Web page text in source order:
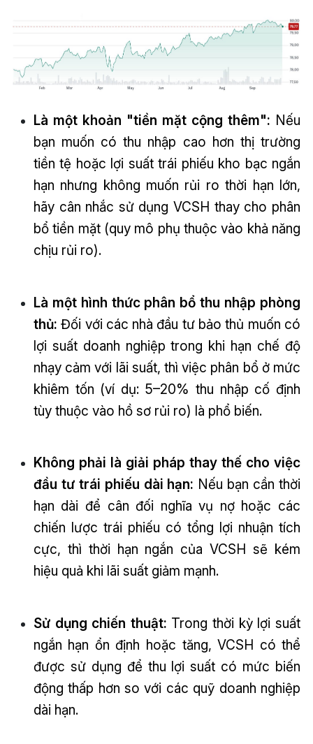
Là một khoản "tiền mặt cộng thêm": Nếu
bạn muốn có thu nhập cao hơn thị trường
tiền tệ hoặc lợi suất trái phiếu kho bạc ngắn
hạn nhưng không muốn rủi ro thời hạn lớn,
hãy cân nhắc sử dụng VCSH thay cho phân
bổ tiền mặt (quy mô phụ thuộc vào khả năng
chịu rủi ro).
Là một hình thức phân bổ thu nhập phòng
thủ: Đối với các nhà đầu tư bảo thủ muốn có
lợi suất doanh nghiệp trong khi hạn chế độ
nhạy cảm với lãi suất, thì việc phân bổ ở mức
khiêm tốn (ví dụ: 5–20% thu nhập cố định
tùy thuộc vào hồ sơ rủi ro) là phổ biến.
Không phải là giải pháp thay thế cho việc
đầu tư trái phiếu dài hạn: Nếu bạn cần thời
hạn dài để cân đối nghĩa vụ nợ hoặc các
chiến lược trái phiếu có tổng lợi nhuận tích
cực, thì thời hạn ngắn của VCSH sẽ kém
hiệu quả khi lãi suất giảm mạnh.
Sử dụng chiến thuật: Trong thời kỳ lợi suất
ngắn hạn ổn định hoặc tăng, VCSH có thể
được sử dụng để thu lợi suất có mức biến
động thấp hơn so với các quỹ doanh nghiệp
dài hạn.